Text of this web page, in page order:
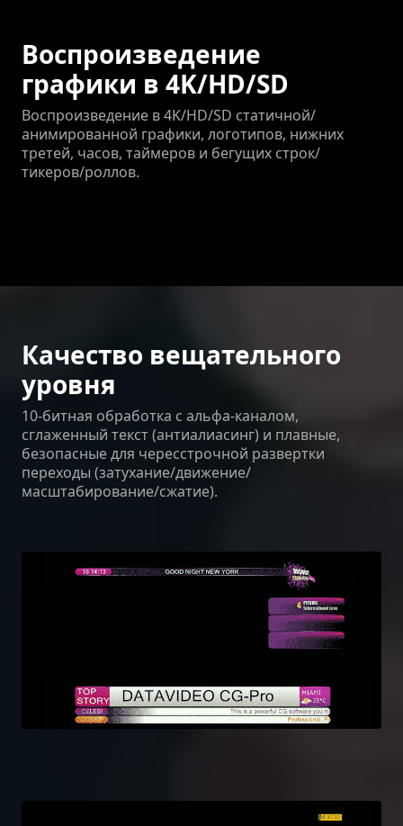
Воспроизведение
графики в 4K/HD/SD
Воспроизведение в 4K/HD/SD статичной/
анимированной графики, логотипов, нижних
третей, часов, таймеров и бегущих строк/
тикеров/роллов.
Качество вещательного
уровня
10-битная обработка с альфа-каналом,
сглаженный текст (антиалиасинг) и плавные,
безопасные для чересстрочной развертки
переходы (затухание/движение/
масштабирование/сжатие).